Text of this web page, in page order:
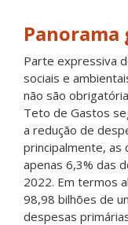
Panorama
Parte expressiva
sociais e
não são
Teto de Gastos
a redução de
principalmente, as
apenas 6,3% das
2022. Em termos
98,98 bilhões de
despesas